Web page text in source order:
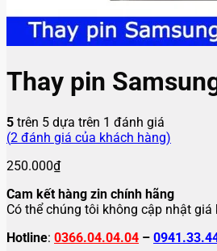
Thay pin
5 trên 5 dựa trên 1 đánh giá
(2 đánh giá của khách hàng)
250.000₫
Cam kết hàng zin chính hãng
Có thể chúng tôi không cập nhật
Hotline: 0366.04.04.04 –